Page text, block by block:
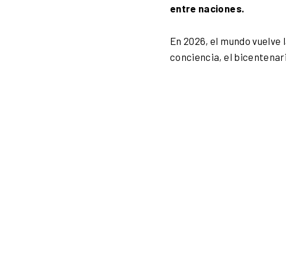
entre naciones.
En 2026, el mundo
conciencia, el